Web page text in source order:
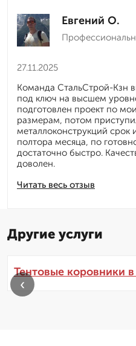
Евгений О.
27.11.2025
Читать весь отзыв
Команда СтальСтрой-Кзн
под ключ на высшем
подготовлен проект по
размерам, потом
металлоконструкций срок
полтора месяца, по
достаточно быстро.
доволен.
Другие услуги
Тентовые коровники в
‹